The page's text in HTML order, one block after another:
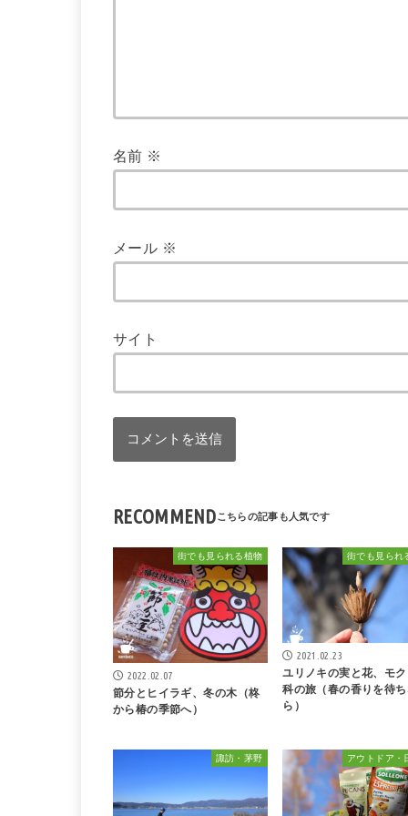
名前 ※
メール ※
サイト
RECOMMEND
街でも見られる植物
2022.02.07
節分とヒイラギ、冬の木（柊
から椿の季節へ）
街でも見られ
2021.02.23
ユリノキの実と花、モ
科の旅（春の香りを待
ら）
諏訪・茅野 アウトドア・